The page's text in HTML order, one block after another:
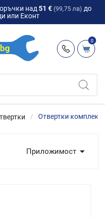
над 51 € (99,75 лв) до
или Еконт
0
Отвертки комплект
Приложимост 